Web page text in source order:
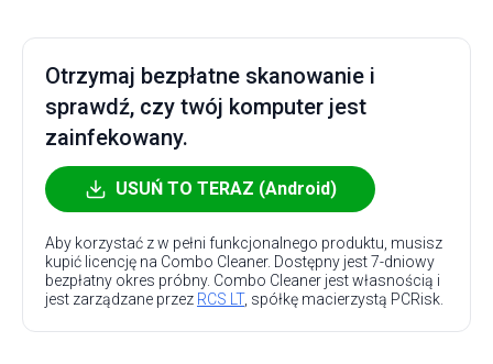
Otrzymaj bezpłatne skanowanie i
sprawdź, czy twój komputer jest
zainfekowany.
USUŃ TO TERAZ (Android)
Aby korzystać z w pełni funkcjonalnego produktu, musisz
kupić licencję na Combo Cleaner. Dostępny jest 7-dniowy
bezpłatny okres próbny. Combo Cleaner jest własnością i
jest zarządzane przez RCS LT, spółkę macierzystą PCRisk.